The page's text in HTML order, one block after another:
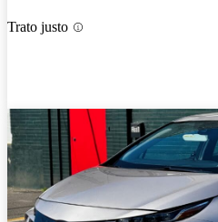
Trato justo